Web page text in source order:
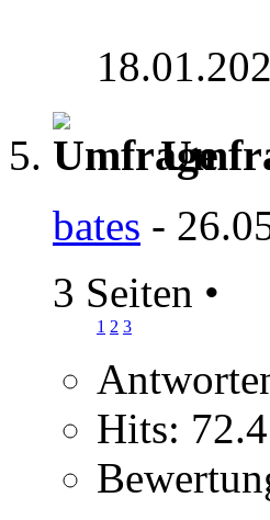
bates -
3 Seiten •
1 2 3
Hits: